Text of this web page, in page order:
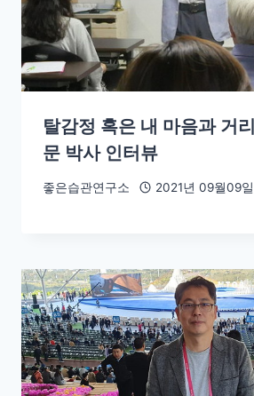
탈감정 혹은 내 마음과 거
문 박사 인터뷰
좋은습관연구소 2021년 09월09